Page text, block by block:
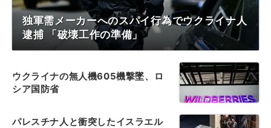
独軍需メーカーへのスパイ行為でウクライナ人
逮捕 「破壊工作の準備」
ウクライナの無人機605機撃墜、ロ
シア国防省
パレスチナ人と衝突したイスラエル